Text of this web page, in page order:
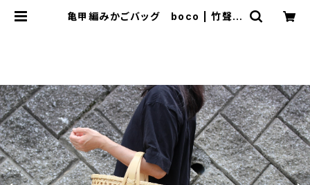
亀甲編みかごバッグ boco | 竹聲館